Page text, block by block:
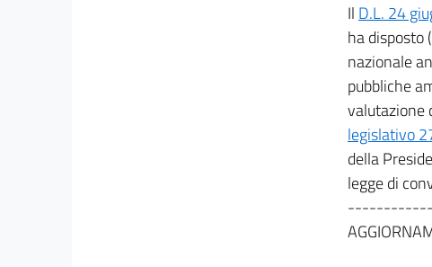
Il D.L. 24
ha disposto
nazionale
pubbliche
valutazione
legislativo
della
legge di